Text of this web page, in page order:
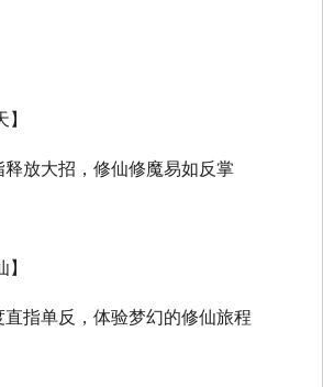
放大招，修仙修魔易如反掌
指单反，体验梦幻的修仙旅程